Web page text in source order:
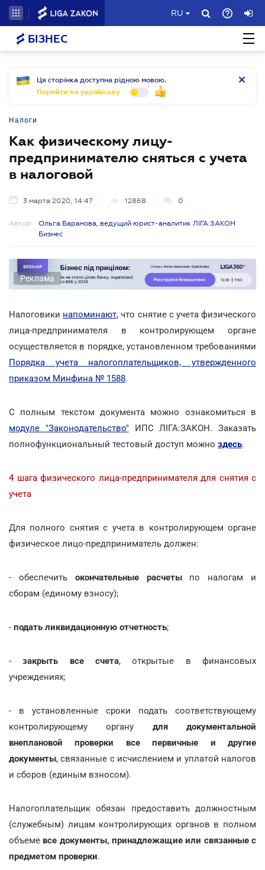
RU
БІЗНЕС
Ця сторінка доступна рідною мовою.
Перейти на українську
Налоги
Как физическому лицу-
предпринимателю сняться с учета
в налоговой
3 марта 2020, 14:47 12868 0
Автор:
Ольга Баранова, ведущий юрист-аналитик ЛІГА:ЗАКОН
Бизнес
Реклама
Налоговики напоминают, что снятие с учета физического
лица-предпринимателя в контролирующем органе
осуществляется в порядке, установленном требованиями
Порядка учета налогоплательщиков, утвержденного
приказом Минфина № 1588.
С полным текстом документа можно ознакомиться в
модуле "Законодательство" ИПС ЛІГА:ЗАКОН. Заказать
полнофункциональный тестовый доступ можно здесь.
4 шага физического лица-предпринимателя для снятия с
учета
Для полного снятия с учета в контролирующем органе
физическое лицо-предприниматель должен:
- обеспечить окончательные расчетыпо налогам и
сборам (единому взносу);
- подать ликвидационную отчетность;
-закрыть все счета, открытые в финансовых
учреждениях;
- в установленные сроки подать соответствующему
контролирующему органу для документальной
внеплановой проверки
все первичные и другие
документы, связанные с исчислением и уплатой налогов
и сборов (единым взносом).
Налогоплательщик обязан предоставить должностным
(служебным) лицам контролирующих органов в полном
объеме все документы, принадлежащие или связанные с
предметом проверки.